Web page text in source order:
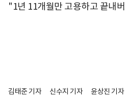
"1년 11개월만 고용하고 끝내
김태준 기자 신수지 기자
윤상진 기자